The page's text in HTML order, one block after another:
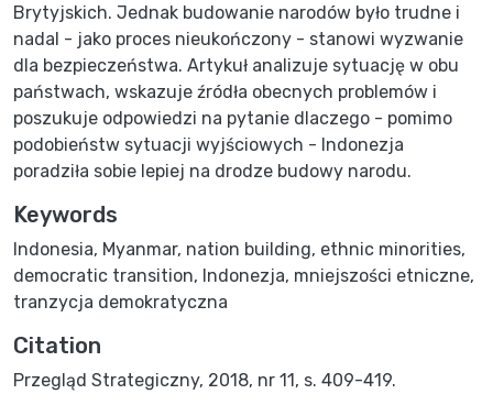
Brytyjskich. Jednak budowanie narodów było trudne i
nadal - jako proces nieukończony - stanowi wyzwanie
dla bezpieczeństwa. Artykuł analizuje sytuację w obu
państwach, wskazuje źródła obecnych problemów i
poszukuje odpowiedzi na pytanie dlaczego - pomimo
podobieństw sytuacji wyjściowych - Indonezja
poradziła sobie lepiej na drodze budowy narodu.
Keywords
Indonesia, Myanmar, nation building, ethnic minorities,
democratic transition, Indonezja, mniejszości etniczne,
tranzycja demokratyczna
Citation
Przegląd Strategiczny, 2018, nr 11, s. 409-419.